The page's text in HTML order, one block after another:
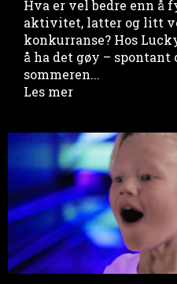
Hva er vel bedre enn å
aktivitet, latter og litt
konkurranse? Hos
å ha det gøy – spontant
sommeren...
Les mer